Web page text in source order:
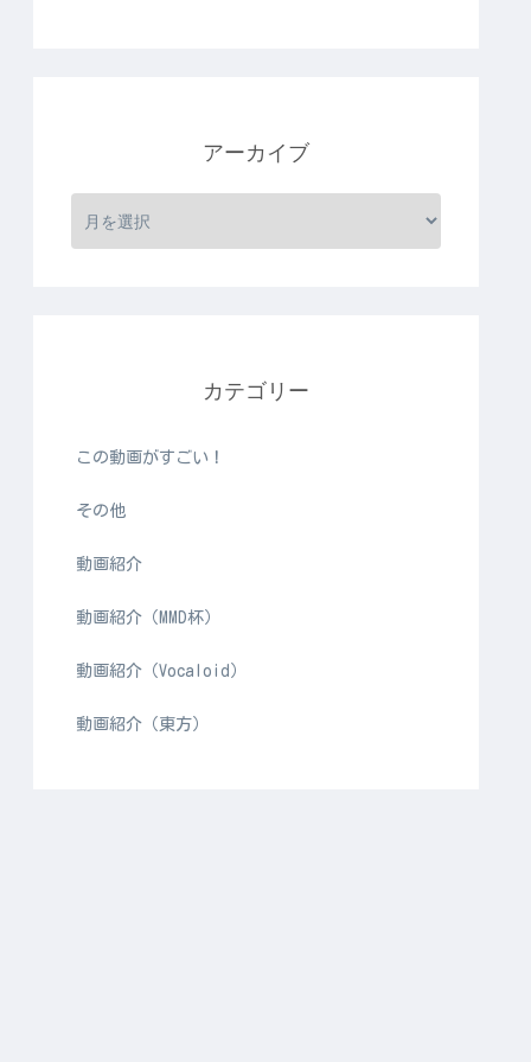
アーカイブ
カテゴリー
この動画がすごい！
その他
動画紹介
動画紹介（MMD杯）
動画紹介（Vocaloid）
動画紹介（東方）